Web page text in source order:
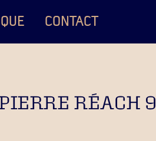
CONTACT
RÉACH 9